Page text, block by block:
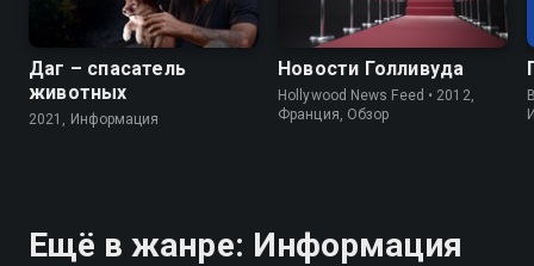
Даг – спасатель
животных
2021, Информация
Новости Голливуда
Hollywood News Feed • 2012,
Франция, Обзор
Ещё в жанре: Информация